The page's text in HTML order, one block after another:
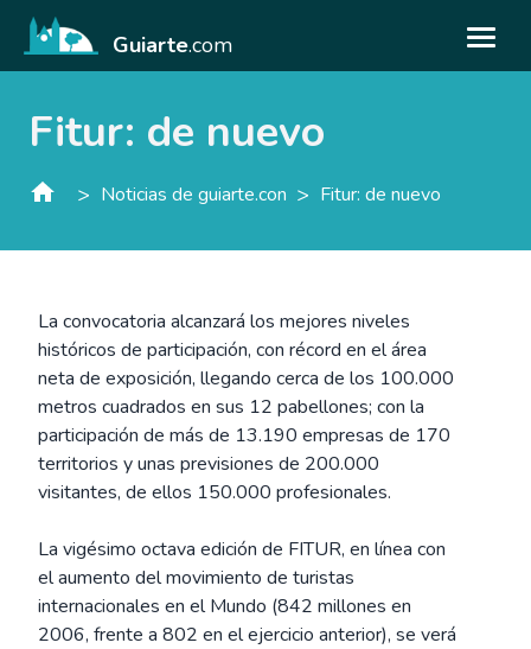
Guiarte.com
Fitur: de nuevo
> Noticias de guiarte.con > Fitur: de nuevo
La convocatoria alcanzará los mejores niveles
históricos de participación, con récord en el área
neta de exposición, llegando cerca de los 100.000
metros cuadrados en sus 12 pabellones; con la
participación de más de 13.190 empresas de 170
territorios y unas previsiones de 200.000
visitantes, de ellos 150.000 profesionales.
La vigésimo octava edición de FITUR, en línea con
el aumento del movimiento de turistas
internacionales en el Mundo (842 millones en
2006, frente a 802 en el ejercicio anterior), se verá